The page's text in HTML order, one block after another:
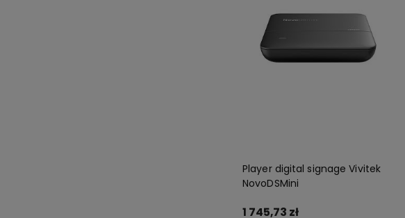
Player digital signage Vivitek
NovoDSMini
1 745,73 zł